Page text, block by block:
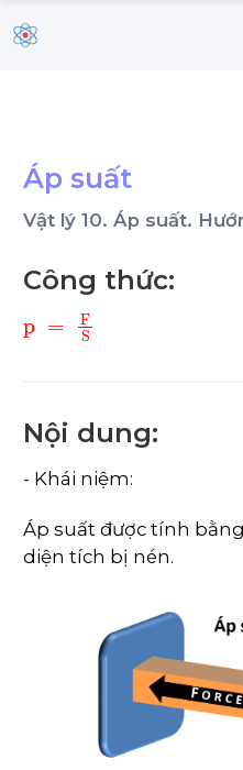
Áp suất
Vật lý 10. Áp suất.
Công thức:
S
Nội dung:
- Khái niệm:
Áp suất được tính
diện tích bị nén.